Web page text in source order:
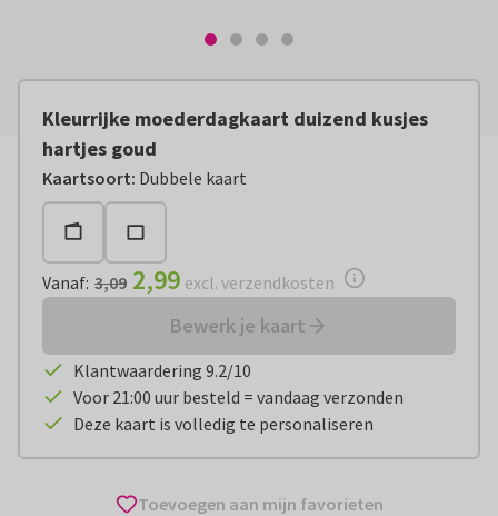
Kleurrijke moederdagkaart duizend kusjes
hartjes goud
Kaartsoort: Dubbele kaart
Vanaf: € 2,99 excl. verzendkosten
Vanaf: 3,09 2,99 excl. verzendkosten
Bewerk je kaart
Klantwaardering 9.2/10
Voor 21:00 uur besteld = vandaag verzonden
Deze kaart is volledig te personaliseren
Toevoegen aan mijn favorieten